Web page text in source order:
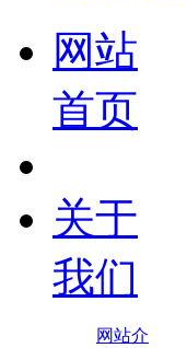
网站
首页
关于
我们
网站介